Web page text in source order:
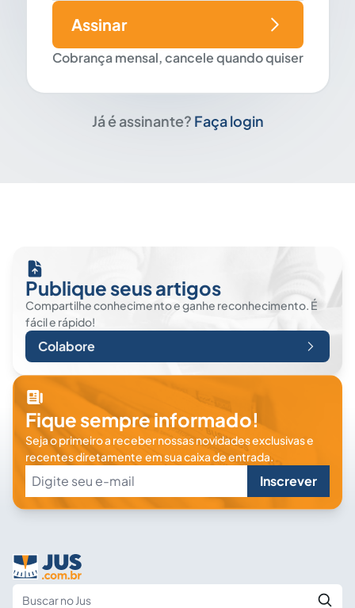
Cobrança mensal, cancele quando quiser
Assinar
Já é assinante? Faça login
Publique seus artigos
Compartilhe conhecimento e ganhe reconhecimento. É
fácil e rápido!
Colabore
Fique sempre informado!
Seja o primeiro a receber nossas novidades exclusivas e
recentes diretamente em sua caixa de entrada.
Inscrever